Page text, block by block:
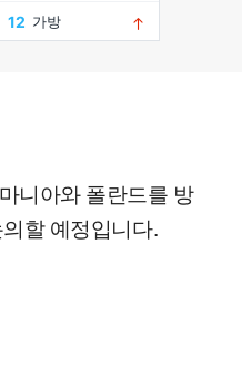
니아와 폴란드를 방
할 예정입니다.